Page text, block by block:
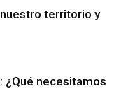
territorio y
¿Qué necesitamos